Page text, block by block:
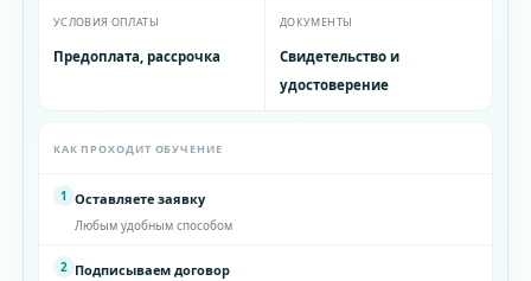
УСЛОВИЯ ОПЛАТЫ
Предоплата, рассрочка
ДОКУМЕНТЫ
Свидетельство и
удостоверение
КАК ПРОХОДИТ ОБУЧЕНИЕ
1 Оставляете заявку
Любым удобным способом
2 Подписываем договор